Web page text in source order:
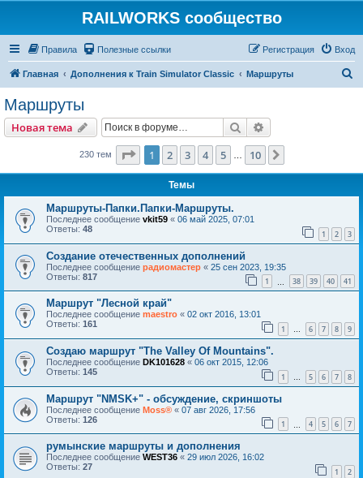
RAILWORKS сообщество
Правила Полезные ссылки Вход
Регистрация
Главная Дополнения к Train Simulator Classic Маршруты
Маршруты
Новая тема Поиск
230 тем Страница из 10
1 2 3 4 5 10
Темы
Маршруты-Папки.Папки-Маршруты.
Последнее сообщение vkit59 « 06 май 2025, 07:01
Ответы: 48 1 2 3
Создание отечественных дополнений
Последнее сообщение радиомастер « 25 сен 2023, 19:35
Ответы: 817 1 38 39 40 41
Маршрут "Лесной край"
Последнее сообщение maestro « 02 окт 2016, 13:01
Ответы: 161 1 … 6 7 8 9
Создаю маршрут "The Valley Of Mountains".
Последнее сообщение DK101628 « 06 окт 2015, 12:06
Ответы: 145 1 … 5 6 7 8
Маршрут "NMSK+" - обсуждение, скриншоты
Последнее сообщение Moss® « 07 авг 2026, 17:56
Ответы: 126 1 4 5 6 7
румынские маршруты и дополнения
Последнее сообщение WEST36 « 29 июл 2026, 16:02
Ответы: 27 1 2